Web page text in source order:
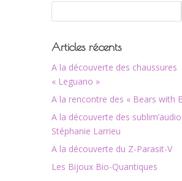
Articles récents
A la découverte des chaussures
« Leguano »
A la rencontre des « Bears with
A la découverte des
Stéphanie Larrieu
A la découverte du Z-Parasit-V
Les Bijoux Bio-Quantiques